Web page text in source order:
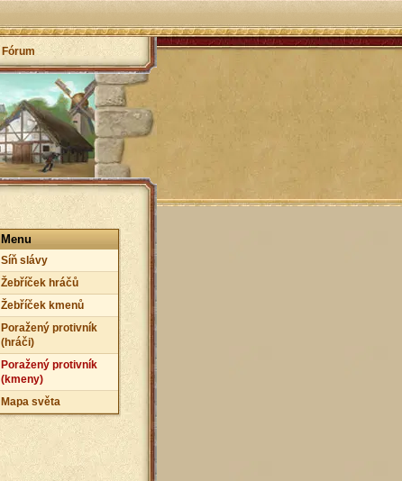
Fórum
Menu
Síň slávy
Žebříček hráčů
Žebříček kmenů
Poražený protivník
(hráči)
Poražený protivník
(kmeny)
Mapa světa